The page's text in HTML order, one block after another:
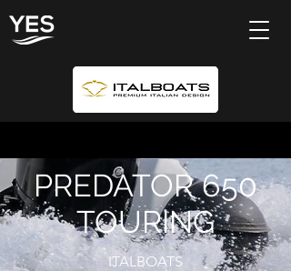
PREDATOR 650
TOURING
ITALBOATS